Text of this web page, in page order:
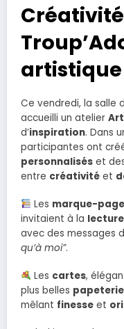
Ce vendredi, la salle
accueilli un atelier
d’inspiration. Dans
participantes ont
personnalisés et
entre créativité et
Les marque-
invitaient à la lecture
avec des messages
qu’à moi”.
Les cartes,
plus belles
mêlant finesse et